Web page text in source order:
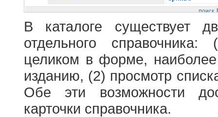
В каталоге существует
отдельного
целиком в форме,
изданию, (2) просмотр
Обе эти возможности
карточки справочника.